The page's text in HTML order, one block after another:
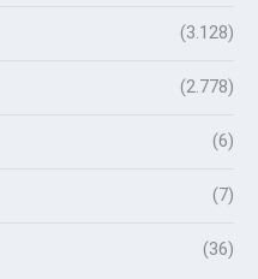
(3.128)
(2.778)
(6)
(7)
(36)